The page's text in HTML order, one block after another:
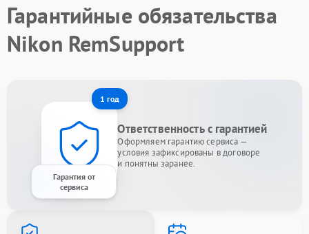
Гарантийные обязательства
Nikon RemSupport
1 год
Гарантия от
сервиса
Ответственность с гарантией
Оформляем гарантию сервиса —
условия зафиксированы в договоре
и понятны заранее.